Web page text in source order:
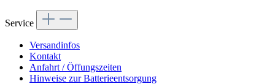
Service
Versandinfos
Kontakt
Anfahrt / Öffungszeiten
Hinweise zur Batterieentsorgung